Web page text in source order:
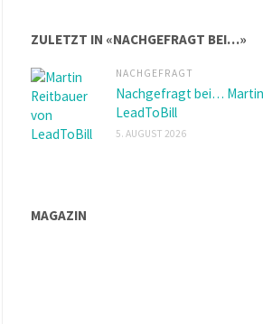
ZULETZT IN «NACHGEFRAGT BEI…»
NACHGEFRAGT
Nachgefragt bei…
LeadToBill
5. AUGUST 2026
MAGAZIN